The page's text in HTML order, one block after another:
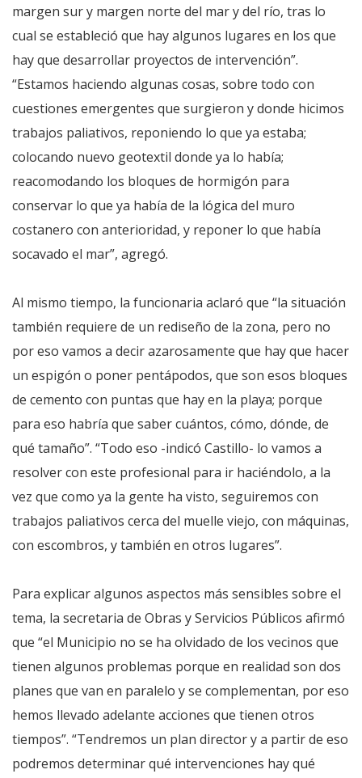
margen sur y margen norte del mar y del río, tras lo
cual se estableció que hay algunos lugares en los que
hay que desarrollar proyectos de intervención”.
“Estamos haciendo algunas cosas, sobre todo con
cuestiones emergentes que surgieron y donde hicimos
trabajos paliativos, reponiendo lo que ya estaba;
colocando nuevo geotextil donde ya lo había;
reacomodando los bloques de hormigón para
conservar lo que ya había de la lógica del muro
costanero con anterioridad, y reponer lo que había
socavado el mar”, agregó.
Al mismo tiempo, la funcionaria aclaró que “la situación
también requiere de un rediseño de la zona, pero no
por eso vamos a decir azarosamente que hay que hacer
un espigón o poner pentápodos, que son esos bloques
de cemento con puntas que hay en la playa; porque
para eso habría que saber cuántos, cómo, dónde, de
qué tamaño”. “Todo eso -indicó Castillo- lo vamos a
resolver con este profesional para ir haciéndolo, a la
vez que como ya la gente ha visto, seguiremos con
trabajos paliativos cerca del muelle viejo, con máquinas,
con escombros, y también en otros lugares”.
Para explicar algunos aspectos más sensibles sobre el
tema, la secretaria de Obras y Servicios Públicos afirmó
que “el Municipio no se ha olvidado de los vecinos que
tienen algunos problemas porque en realidad son dos
planes que van en paralelo y se complementan, por eso
hemos llevado adelante acciones que tienen otros
tiempos”. “Tendremos un plan director y a partir de eso
podremos determinar qué intervenciones hay qué